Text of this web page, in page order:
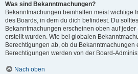
Was sind Bekanntmachungen?
Bekanntmachungen beinhalten meist wichtige
des Boards, in dem du dich befindest. Du
Bekanntmachungen erscheinen oben auf jeder
erstellt wurden. Wie bei globalen
Berechtigungen ab, ob du Bekanntmachungen
Berechtigungen werden von der Board-
Nach oben